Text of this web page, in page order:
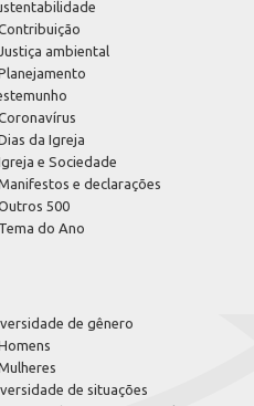
ambiental
da Igreja
e Sociedade
e declarações
500
Tema do Ano
de gênero
de situações